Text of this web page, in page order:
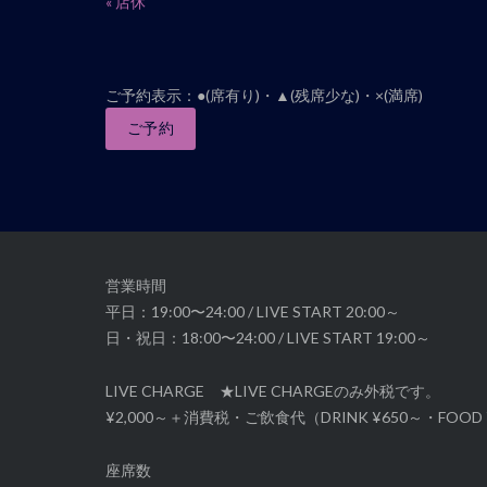
ト
ナ
ョ
ご予約表示：●(席有り)・▲(残席少な)・×(満席)
ご予約
営業時間
平日：19:00〜24:00 / LIVE START 20:00～
日・祝日：18:00〜24:00 / LIVE START 19:00～
LIVE CHARGE ★LIVE CHARGEのみ外税です。
¥2,000～＋消費税・ご飲食代（DRINK ¥650～・FOOD
座席数